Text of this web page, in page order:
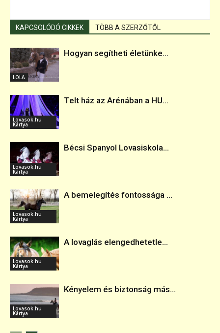
KAPCSOLÓDÓ CIKKEK TÖBB A SZERZŐTŐL
LOLA
Hogyan segítheti életünke...
Lovasok.hu
Kártya
Telt ház az Arénában a HU...
Lovasok.hu
Kártya
Bécsi Spanyol Lovasiskola...
Lovasok.hu
Kártya
A bemelegítés fontossága ...
Lovasok.hu
Kártya
A lovaglás elengedhetetle...
Lovasok.hu
Kártya
Kényelem és biztonság más...